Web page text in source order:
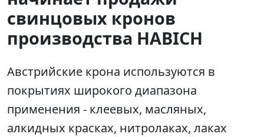
свинцовых кронов
производства HABICH
Австрийские крона используются в
покрытиях широкого диапазона
применения - клеевых, масляных,
алкидных красках, нитролаках, лаках